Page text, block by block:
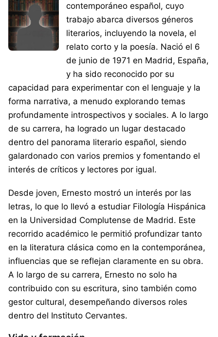
contemporáneo español, cuyo
trabajo abarca diversos géneros
literarios, incluyendo la novela, el
relato corto y la poesía. Nació el 6
de junio de 1971 en Madrid, España,
y ha sido reconocido por su
capacidad para experimentar con el lenguaje y la
forma narrativa, a menudo explorando temas
profundamente introspectivos y sociales. A lo largo
de su carrera, ha logrado un lugar destacado
dentro del panorama literario español, siendo
galardonado con varios premios y fomentando el
interés de críticos y lectores por igual.
Desde joven, Ernesto mostró un interés por las
letras, lo que lo llevó a estudiar Filología Hispánica
en la Universidad Complutense de Madrid. Este
recorrido académico le permitió profundizar tanto
en la literatura clásica como en la contemporánea,
influencias que se reflejan claramente en su obra.
A lo largo de su carrera, Ernesto no solo ha
contribuido con su escritura, sino también como
gestor cultural, desempeñando diversos roles
dentro del Instituto Cervantes.